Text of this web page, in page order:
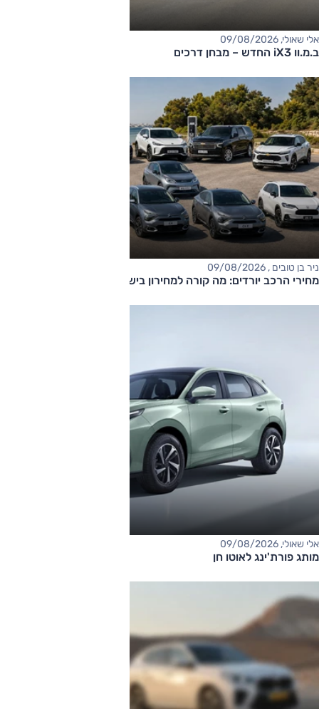
אלי שאולי, 09/08/2026
ב.מ.וו iX3 החדש – מבחן דרכים
ניר בן טובים , 09/08/2026
מחירי הרכב יורדים: מה קורה למחירון בישראל?
אלי שאולי, 09/08/2026
מותג פורת'ינג לאוטו חן